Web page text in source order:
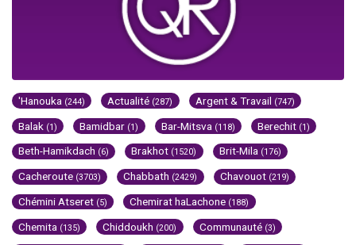
'Hanouka (244) Actualité (287) Argent & Travail (747)
Balak (1) Bamidbar (1) Bar-Mitsva (118) Berechit (1)
Beth-Hamikdach (6) Brakhot (1520) Brit-Mila (176)
Cacheroute (3703) Chabbath (2429) Chavouot (219)
Chémini Atseret (5) Chemirat haLachone (188)
Chemita (135) Chiddoukh (200) Communauté (3)